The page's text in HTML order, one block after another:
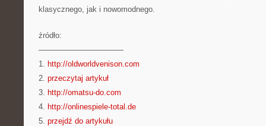
klasycznego, jak i nowomodnego.
źródło:
———————————
1. http://oldworldvenison.com
2. przeczytaj artykuł
3. http://omatsu-do.com
4. http://onlinespiele-total.de
5. przejdź do artykułu